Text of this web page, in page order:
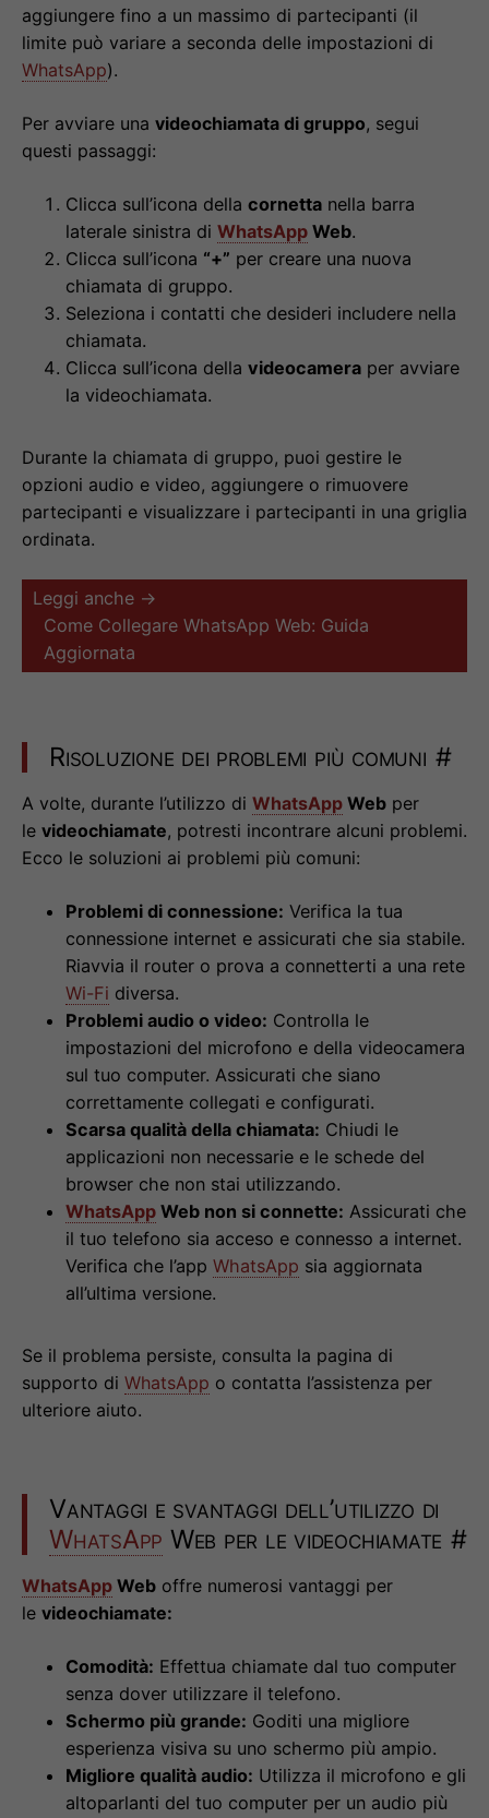
aggiungere fino a un massimo di partecipanti (il
limite può variare a seconda delle impostazioni di
WhatsApp).
Per avviare una videochiamata di gruppo, segui
questi passaggi:
Clicca sull’icona della cornetta nella barra
laterale sinistra di WhatsApp Web.
Clicca sull’icona “+” per creare una nuova
chiamata di gruppo.
Seleziona i contatti che desideri includere nella
chiamata.
Clicca sull’icona della videocamera per avviare
la videochiamata.
Durante la chiamata di gruppo, puoi gestire le
opzioni audio e video, aggiungere o rimuovere
partecipanti e visualizzare i partecipanti in una griglia
ordinata.
Leggi anche →
Come Collegare WhatsApp Web: Guida
Aggiornata
Risoluzione dei problemi più comuni #
A volte, durante l’utilizzo di WhatsApp Web per
le videochiamate, potresti incontrare alcuni problemi.
Ecco le soluzioni ai problemi più comuni:
Problemi di connessione: Verifica la tua
connessione internet e assicurati che sia stabile.
Riavvia il router o prova a connetterti a una rete
Wi-Fi diversa.
Problemi audio o video: Controlla le
impostazioni del microfono e della videocamera
sul tuo computer. Assicurati che siano
correttamente collegati e configurati.
Scarsa qualità della chiamata: Chiudi le
applicazioni non necessarie e le schede del
browser che non stai utilizzando.
WhatsApp Web non si connette: Assicurati che
il tuo telefono sia acceso e connesso a internet.
Verifica che l’app WhatsApp sia aggiornata
all’ultima versione.
Se il problema persiste, consulta la pagina di
supporto di WhatsApp o contatta l’assistenza per
ulteriore aiuto.
Vantaggi e svantaggi dell’utilizzo di
WhatsApp Web per le videochiamate #
WhatsApp Web offre numerosi vantaggi per
le videochiamate:
Comodità: Effettua chiamate dal tuo computer
senza dover utilizzare il telefono.
Schermo più grande: Goditi una migliore
esperienza visiva su uno schermo più ampio.
Migliore qualità audio: Utilizza il microfono e gli
altoparlanti del tuo computer per un audio più